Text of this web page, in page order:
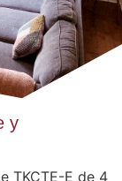
y
TKCTE-E de 4